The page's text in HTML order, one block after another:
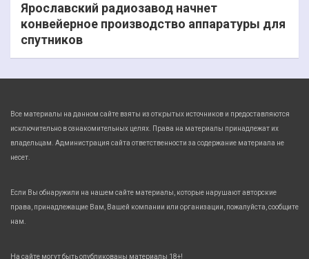
Ярославский радиозавод начнет
конвейерное производство аппаратуры для
спутников
Все материалы на данном сайте взяты из открытых источников и предоставляются
исключительно в ознакомительных целях. Права на материалы принадлежат их
владельцам. Администрация сайта ответственности за содержание материала не
несет.
Если Вы обнаружили на нашем сайте материалы, которые нарушают авторские
права, принадлежащие Вам, Вашей компании или организации, пожалуйста, сообщите
нам.
На сайте могут быть опубликованы материалы 18+!